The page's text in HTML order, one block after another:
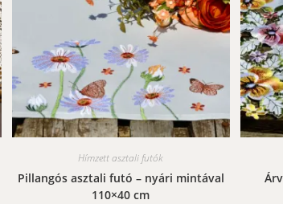
Hímzett asztali futók
Pillangós asztali futó – nyári mintával
110×40 cm